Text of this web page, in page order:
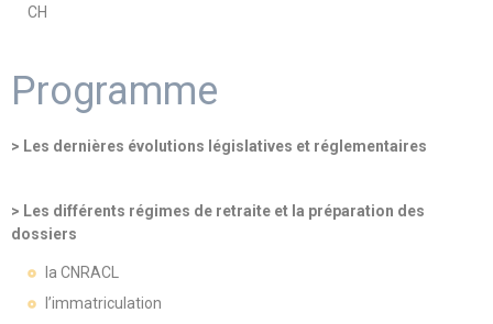
CH
Programme
> Les dernières évolutions législatives et réglementaires
> Les différents régimes de retraite et la préparation des
dossiers
la CNRACL
l’immatriculation